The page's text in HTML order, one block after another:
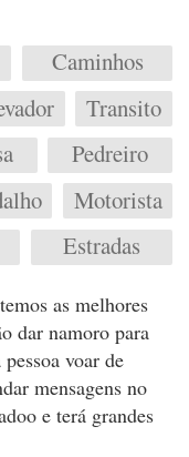
Caminhos
Transito
Pedreiro
Motorista
Estradas
as melhores
dar namoro para
voar de
mensagens no
e terá grandes